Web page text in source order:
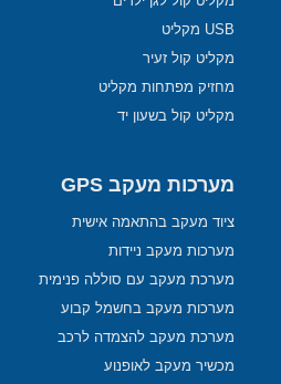
USB מקליט
מקליט קול זעיר
מחזיק מפתחות מקליט
מקליט קול בשעון יד
מערכות מעקב GPS
ציוד מעקב בהתאמה אישית
מערכות מעקב ניידות
מערכת מעקב עם סוללה פנימית
מערכות מעקב בחשמל קבוע
מערכת מעקב להצמדה לרכב
מכשיר מעקב לאופנוע